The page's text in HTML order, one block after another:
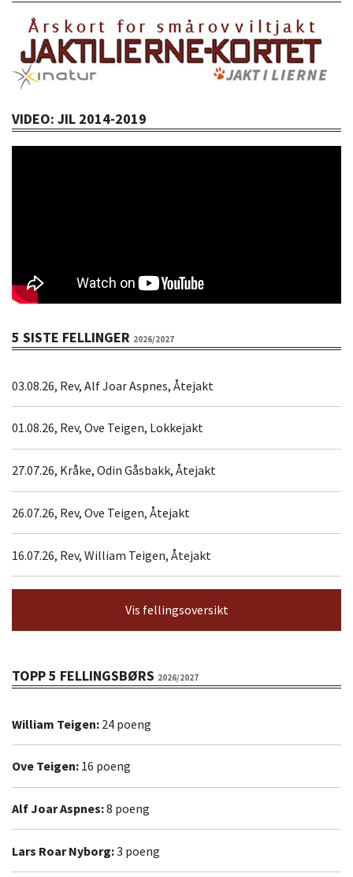
VIDEO: JIL 2014-2019
5 SISTE FELLINGER 2026/2027
03.08.26, Rev, Alf Joar Aspnes, Åtejakt
01.08.26, Rev, Ove Teigen, Lokkejakt
27.07.26, Kråke, Odin Gåsbakk, Åtejakt
26.07.26, Rev, Ove Teigen, Åtejakt
16.07.26, Rev, William Teigen, Åtejakt
Vis fellingsoversikt
TOPP 5 FELLINGSBØRS 2026/2027
William Teigen: 24 poeng
Ove Teigen: 16 poeng
Alf Joar Aspnes:8 poeng
Lars Roar Nyborg:3 poeng